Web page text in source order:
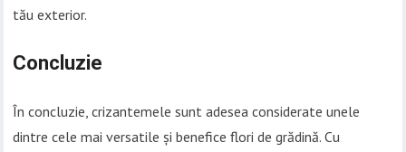
tău exterior.
Concluzie
În concluzie, crizantemele sunt adesea considerate unele
dintre cele mai versatile și benefice flori de grădină. Cu